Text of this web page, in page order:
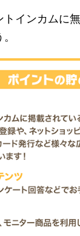
トインカムに